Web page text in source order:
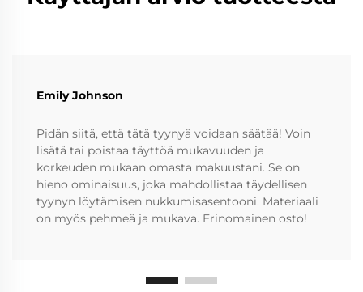
Emily Johnson
Pidän siitä, että tätä tyynyä voidaan säätää! Voin
lisätä tai poistaa täyttöä mukavuuden ja
korkeuden mukaan omasta makuustani. Se on
hieno ominaisuus, joka mahdollistaa täydellisen
tyynyn löytämisen nukkumisasentooni. Materiaali
on myös pehmeä ja mukava. Erinomainen osto!